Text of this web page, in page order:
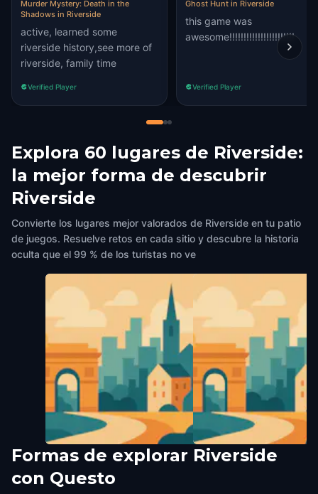
Murder Mystery: Death in the
Shadows in Riverside
active, learned some
riverside history,see more of
riverside, family time
Verified Player
Ghost Hunt in Riverside
this game was
awesome!!!!!!!!!!!!!!!!!!!!!!!
Verified Player
Explora 60 lugares de Riverside:
la mejor forma de descubrir
Riverside
Convierte los lugares mejor valorados de Riverside en tu patio
de juegos. Resuelve retos en cada sitio y descubre la historia
oculta que el 99 % de los turistas no ve
Public Art "Thin Cube With
Sphere"
Riverside
Public Art "Seth
Formas de explorar Riverside
con Questo